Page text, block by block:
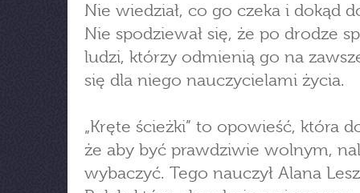
Nie wiedział, co go czeka i dokąd
Nie spodziewał się, że po drodze
ludzi, którzy odmienią go na
się dla niego nauczycielami życia.
„Kręte ścieżki” to opowieść, która
że aby być prawdziwie wolnym,
wybaczyć. Tego nauczył Alana